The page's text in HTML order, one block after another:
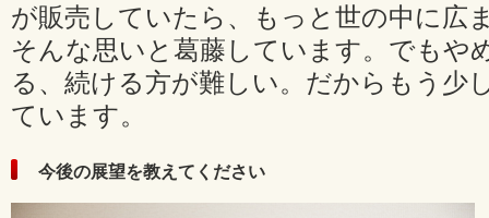
が販売していたら、もっと世の中に広
そんな思いと葛藤しています。でもや
る、続ける方が難しい。だからもう少
ています。
今後の展望を教えてください